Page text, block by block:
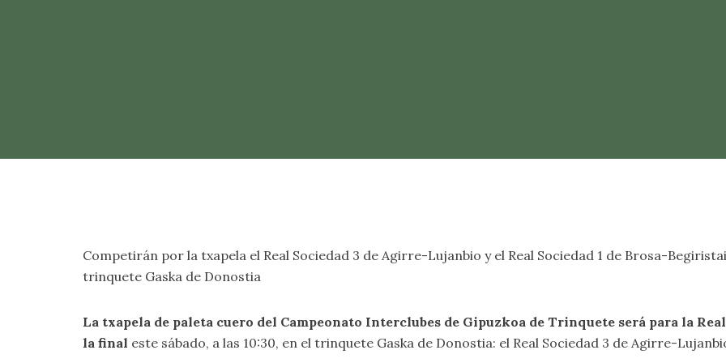
Competirán por la txapela el Real Sociedad 3 de Agirre-Lujanbio y el Real Sociedad 1 de Brosa-
trinquete Gaska de Donostia
La txapela de paleta cuero del Campeonato Interclubes de Gipuzkoa de Trinquete será para la
la final este sábado, a las 10:30, en el trinquete Gaska de Donostia: el Real Sociedad 3 de Agirre-